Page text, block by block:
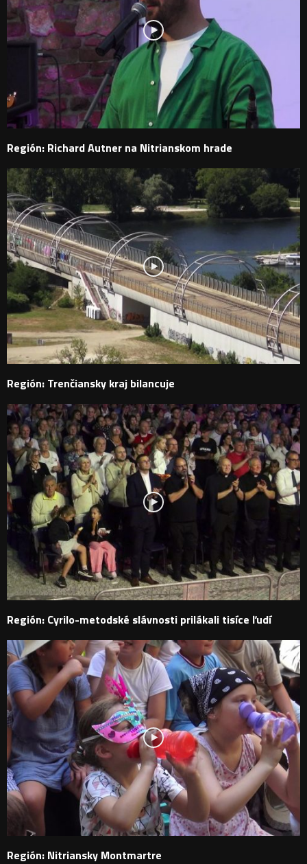
Región: Richard Autner na Nitrianskom hrade
Región: Trenčiansky kraj bilancuje
Región: Cyrilo-metodské slávnosti prilákali tisíce ľudí
Región: Nitriansky Montmartre